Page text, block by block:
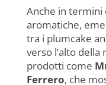
Anche in termini
aromatiche,
tra i plumcake
verso l’alto
prodotti come
Ferrero, che